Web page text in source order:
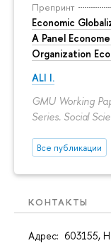
Препринт
Economic
A Panel
Organization
ALI I.
GMU Working
Series. Social
Все публикации
КОНТАКТЫ
Адрес: 603155,